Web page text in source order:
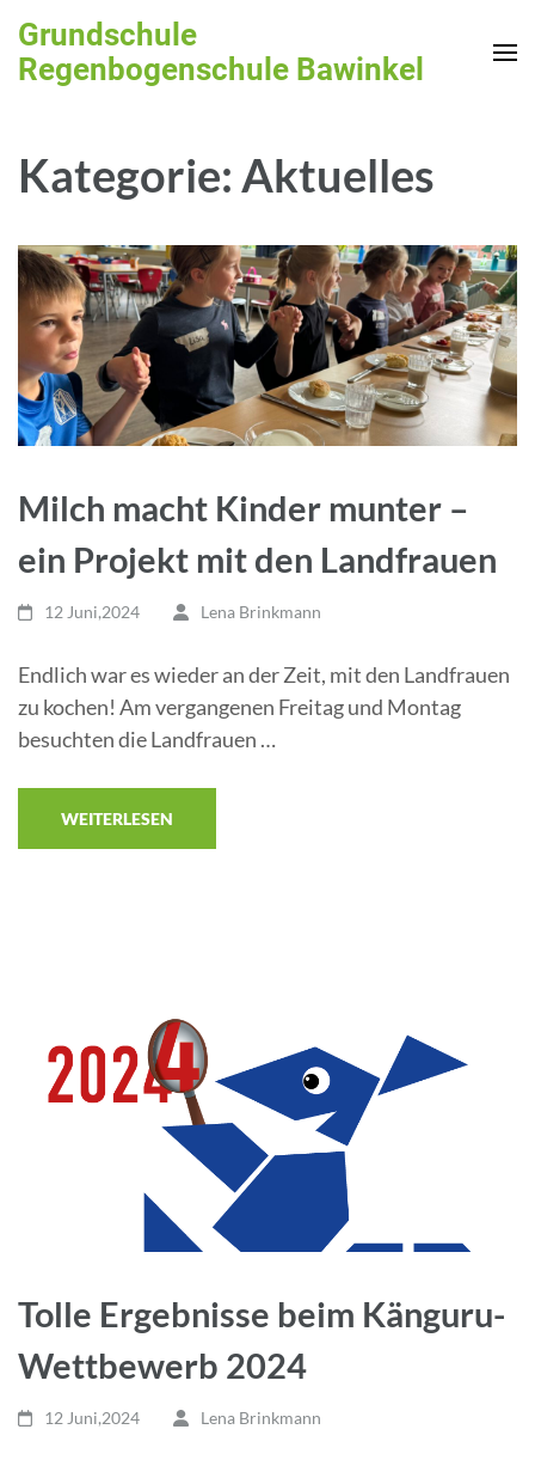
Inhalt
springen
Grundschule
Regenbogenschule Bawinkel
Kategorie: Aktuelles
Milch macht Kinder munter –
ein Projekt mit den Landfrauen
12 Juni,2024 Lena Brinkmann
Endlich war es wieder an der Zeit, mit den Landfrauen
zu kochen! Am vergangenen Freitag und Montag
besuchten die Landfrauen …
WEITERLESEN
Tolle Ergebnisse beim Känguru-
Wettbewerb 2024
12 Juni,2024 Lena Brinkmann